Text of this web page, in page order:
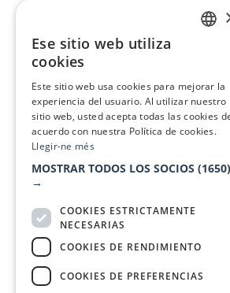
Política de Cookies
Comunicaciones comerciales
Anuncia’t
Quiero recibir la newsletter
Con el apoyo de
Ese sitio web utiliza
cookies
Este sitio web usa cookies para mejorar la
experiencia del usuario. Al utilizar nuestro
sitio web, usted acepta todas las cookies
acuerdo con nuestra Política de cookies.
Llegir-ne més
MOSTRAR TODOS LOS SOCIOS (1650)
→
COOKIES ESTRICTAMENTE
NECESARIAS
COOKIES DE RENDIMIENTO
COOKIES DE PREFERENCIAS